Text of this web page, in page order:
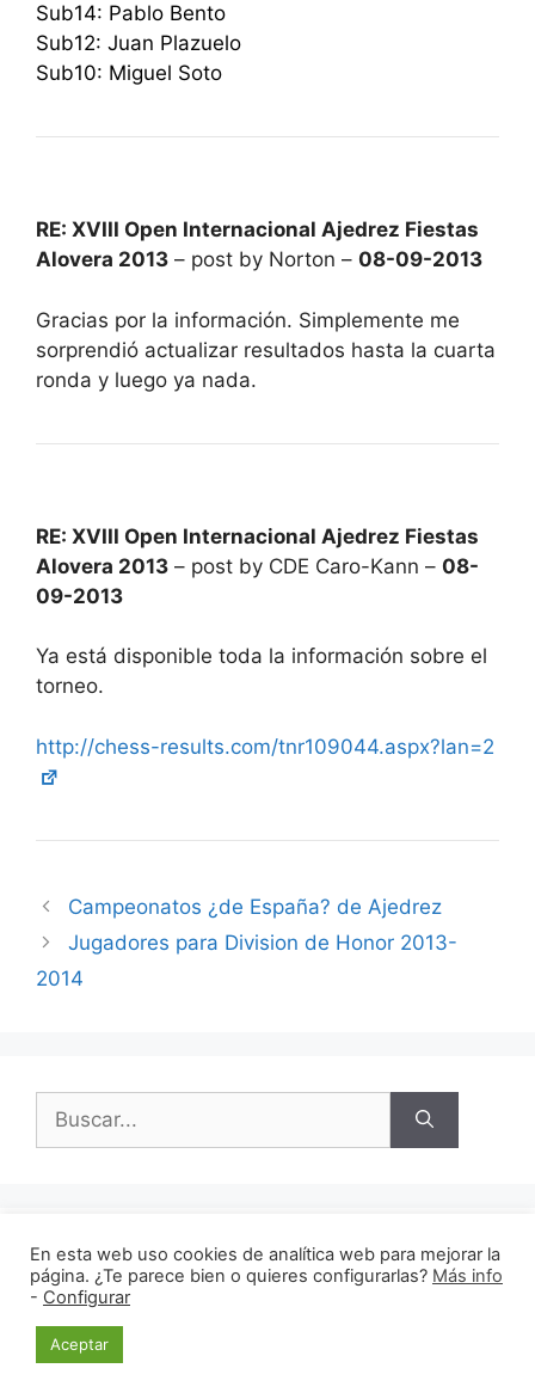
Sub14: Pablo Bento
Sub12: Juan Plazuelo
Sub10: Miguel Soto
RE: XVIII Open Internacional Ajedrez Fiestas
Alovera 2013 – post by Norton – 08-09-2013
Gracias por la información. Simplemente me
sorprendió actualizar resultados hasta la cuarta
ronda y luego ya nada.
RE: XVIII Open Internacional Ajedrez Fiestas
Alovera 2013 – post by CDE Caro-Kann – 08-
09-2013
Ya está disponible toda la información sobre el
torneo.
http://chess-results.com/tnr109044.aspx?lan=2
Campeonatos ¿de España? de Ajedrez
Jugadores para Division de Honor 2013-
2014
Archivos
enero 2021
noviembre 2020
En esta web uso cookies de analítica web para mejorar la
página. ¿Te parece bien o quieres configurarlas? Más info
- Configurar
Aceptar